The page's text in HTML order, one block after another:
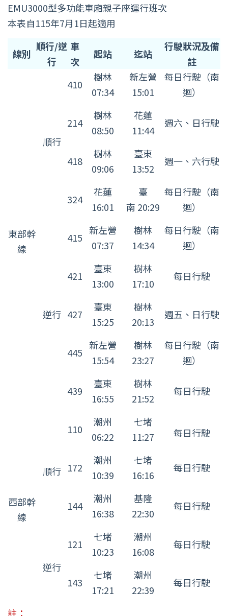
EMU3000型多功能車廂親子座運行班次
本表自115年7月1日起適用
EMU3000
型
班
線別
順行/逆
行
車
次
起站 迄站
行駛狀況及備
註
東部幹
線
順行
410
樹林
07:34
新左營
15:01
每日行駛（南
迴）
214
樹林
08:50
花蓮
11:44
週六、日行駛
418
樹林
09:06
臺東
13:52
週一、六行駛
324
花蓮
16:01
臺
南 20:29
每日行駛（南
迴）
逆行
415
新左營
07:37
樹林
14:34
每日行駛（南
迴）
421
臺東
13:00
樹林
17:10
每日行駛
427
臺東
15:25
樹林
20:13
週五、日行駛
445
新左營
15:54
樹林
23:27
每日行駛（南
迴）
439
臺東
16:55
樹林
21:52
每日行駛
西部幹
線
順行
110
潮州
06:22
七堵
11:27
每日行駛
172
潮州
10:39
七堵
16:16
每日行駛
144
潮州
16:38
基隆
22:30
每日行駛
逆行
121
七堵
10:23
潮州
16:08
每日行駛
143
七堵
17:21
潮州
22:39
每日行駛
註：